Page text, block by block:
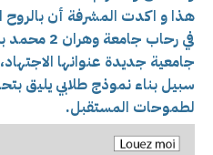
هذا و اكدت المشرفة أن بالروح
في رحاب
جامعية جديدة عنوانها
سبيل بناء نموذج طلابي يليق
لطموحات المستقبل.